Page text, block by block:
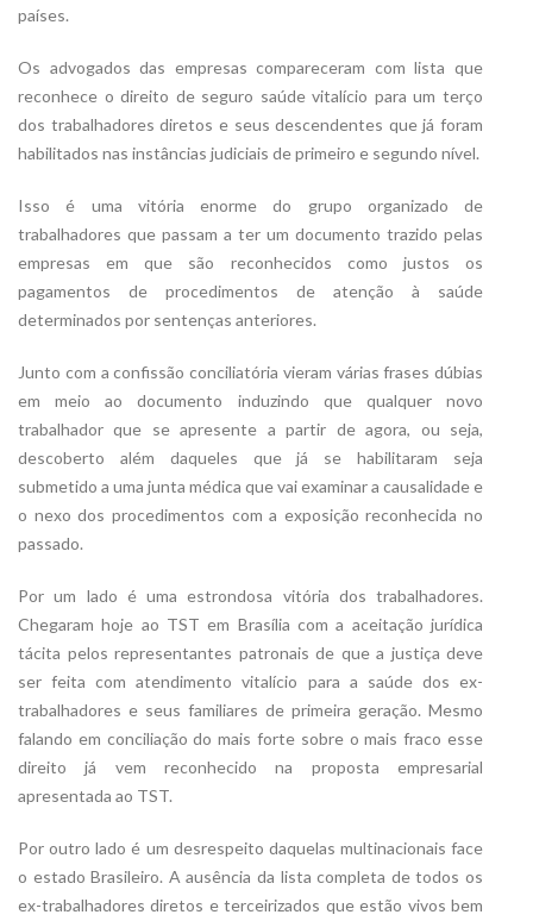
países.
Os advogados das empresas compareceram com lista que
reconhece o direito de seguro saúde vitalício para um terço
dos trabalhadores diretos e seus descendentes que já foram
habilitados nas instâncias judiciais de primeiro e segundo nível.
Isso é uma vitória enorme do grupo organizado de
trabalhadores que passam a ter um documento trazido pelas
empresas em que são reconhecidos como justos os
pagamentos de procedimentos de atenção à saúde
determinados por sentenças anteriores.
Junto com a confissão conciliatória vieram várias frases dúbias
em meio ao documento induzindo que qualquer novo
trabalhador que se apresente a partir de agora, ou seja,
descoberto além daqueles que já se habilitaram seja
submetido a uma junta médica que vai examinar a causalidade e
o nexo dos procedimentos com a exposição reconhecida no
passado.
Por um lado é uma estrondosa vitória dos trabalhadores.
Chegaram hoje ao TST em Brasília com a aceitação jurídica
tácita pelos representantes patronais de que a justiça deve
ser feita com atendimento vitalício para a saúde dos ex-
trabalhadores e seus familiares de primeira geração. Mesmo
falando em conciliação do mais forte sobre o mais fraco esse
direito já vem reconhecido na proposta empresarial
apresentada ao TST.
Por outro lado é um desrespeito daquelas multinacionais face
o estado Brasileiro. A ausência da lista completa de todos os
ex-trabalhadores diretos e terceirizados que estão vivos bem